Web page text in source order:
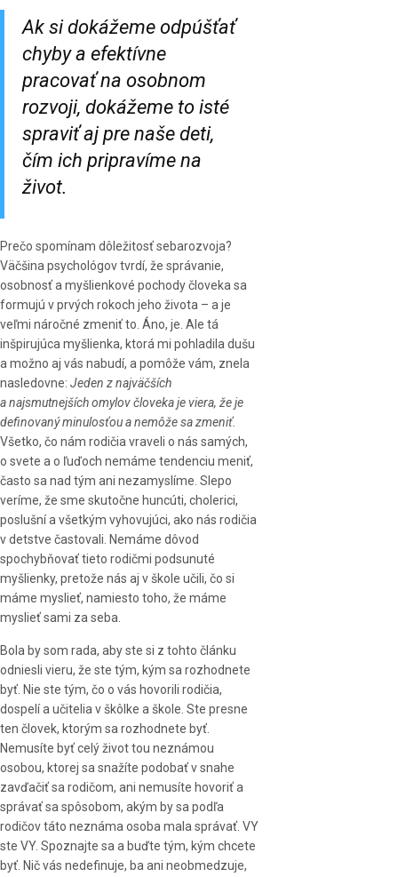
Ak si dokážeme odpúšťať
chyby a efektívne
pracovať na osobnom
rozvoji, dokážeme to isté
spraviť aj pre naše deti,
čím ich pripravíme na
život.
Prečo spomínam dôležitosť sebarozvoja?
Väčšina psychológov tvrdí, že správanie,
osobnosť a myšlienkové pochody človeka sa
formujú v prvých rokoch jeho života – a je
veľmi náročné zmeniť to. Áno, je. Ale tá
inšpirujúca myšlienka, ktorá mi pohladila dušu
a možno aj vás nabudí, a pomôže vám, znela
nasledovne: Jeden z najväčších
a najsmutnejších omylov človeka je viera, že je
definovaný minulosťou a nemôže sa zmeniť.
Všetko, čo nám rodičia vraveli o nás samých,
o svete a o ľuďoch nemáme tendenciu meniť,
často sa nad tým ani nezamyslíme. Slepo
veríme, že sme skutočne huncúti, cholerici,
poslušní a všetkým vyhovujúci, ako nás rodičia
v detstve častovali. Nemáme dôvod
spochybňovať tieto rodičmi podsunuté
myšlienky, pretože nás aj v škole učili, čo si
máme myslieť, namiesto toho, že máme
myslieť sami za seba.
Bola by som rada, aby ste si z tohto článku
odniesli vieru, že ste tým, kým sa rozhodnete
byť. Nie ste tým, čo o vás hovorili rodičia,
dospelí a učitelia v škôlke a škole. Ste presne
ten človek, ktorým sa rozhodnete byť.
Nemusíte byť celý život tou neznámou
osobou, ktorej sa snažíte podobať v snahe
zavďačiť sa rodičom, ani nemusíte hovoriť a
správať sa spôsobom, akým by sa podľa
rodičov táto neznáma osoba mala správať. VY
ste VY. Spoznajte sa a buďte tým, kým chcete
byť. Nič vás nedefinuje, ba ani neobmedzuje,